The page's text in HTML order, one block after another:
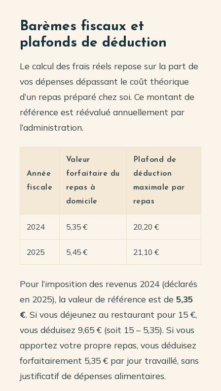
Barèmes fiscaux et
plafonds de déduction
Le calcul des frais réels repose sur la part de
vos dépenses dépassant le coût théorique
d’un repas préparé chez soi. Ce montant de
référence est réévalué annuellement par
l’administration.
Année
fiscale
Valeur
forfaitaire du
repas à
domicile
Plafond de
déduction
maximale par
repas
2024 5,35 € 20,20 €
2025 5,45 € 21,10 €
Pour l’imposition des revenus 2024 (déclarés
en 2025), la valeur de référence est de 5,35
€. Si vous déjeunez au restaurant pour 15 €,
vous déduisez 9,65 € (soit 15 – 5,35). Si vous
apportez votre propre repas, vous déduisez
forfaitairement 5,35 € par jour travaillé, sans
justificatif de dépenses alimentaires.